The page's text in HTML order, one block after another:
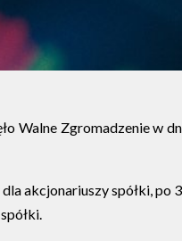
Walne Zgromadzenie w
akcjonariuszy spółki, po